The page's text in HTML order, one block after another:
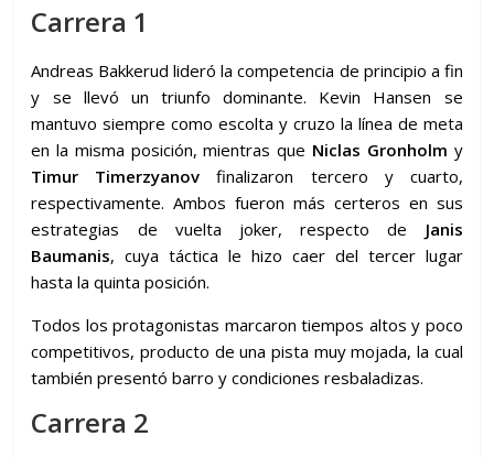
Carrera 1
Andreas Bakkerud lideró la competencia de principio a fin
y se llevó un triunfo dominante. Kevin Hansen se
mantuvo siempre como escolta y cruzo la línea de meta
en la misma posición, mientras que Niclas Gronholm y
Timur Timerzyanov finalizaron tercero y cuarto,
respectivamente. Ambos fueron más certeros en sus
estrategias de vuelta joker, respecto de Janis
Baumanis, cuya táctica le hizo caer del tercer lugar
hasta la quinta posición.
Todos los protagonistas marcaron tiempos altos y poco
competitivos, producto de una pista muy mojada, la cual
también presentó barro y condiciones resbaladizas.
Carrera 2